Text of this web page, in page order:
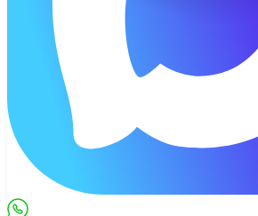
MaxWhatsApp